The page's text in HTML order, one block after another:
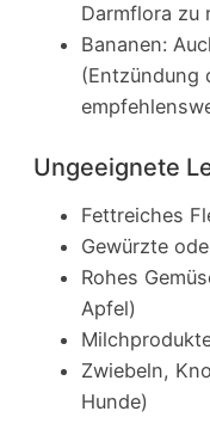
Darmflora zu
Bananen:
(Entzündung
Ungeeignete
Fettreiches
Gewürzte
Rohes
Apfel)
Zwiebeln,
Hunde)